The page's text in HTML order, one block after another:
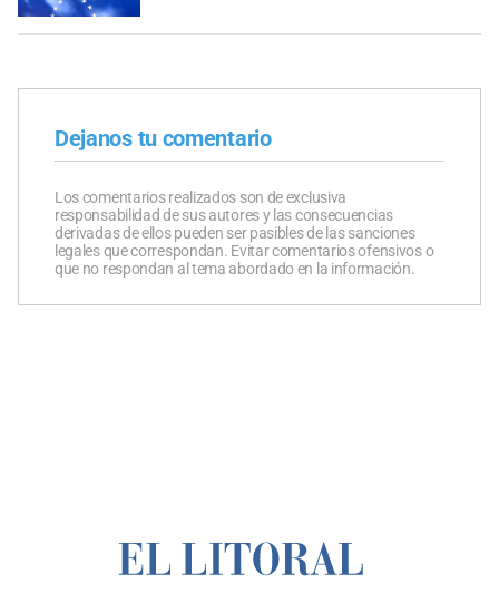
Dejanos tu comentario
Los comentarios realizados son de exclusiva
responsabilidad de sus autores y las consecuencias
derivadas de ellos pueden ser pasibles de las sanciones
legales que correspondan. Evitar comentarios ofensivos o
que no respondan al tema abordado en la información.